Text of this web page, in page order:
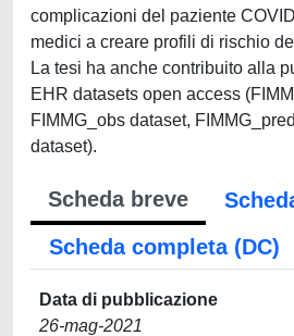
complicazioni del paziente
medici a creare profili di rischio
La tesi ha anche contribuito alla
EHR datasets open access
FIMMG_obs dataset,
dataset).
Scheda breve
Scheda completa (DC)
Data di pubblicazione
26-mag-2021